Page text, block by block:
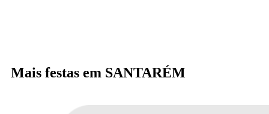
Mais festas em SANTARÉM